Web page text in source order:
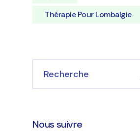
Thérapie Pour Lombalgie
Search
Nous suivre